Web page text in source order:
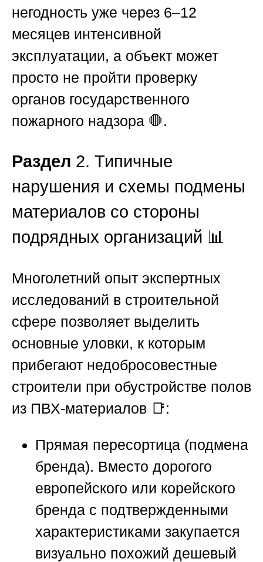
негодность уже через 6–12
месяцев интенсивной
эксплуатации, а объект может
просто не пройти проверку
органов государственного
пожарного надзора 🛑.
Раздел 2. Типичные
нарушения и схемы подмены
материалов со стороны
подрядных организаций 📊
Многолетний опыт экспертных
исследований в строительной
сфере позволяет выделить
основные уловки, к которым
прибегают недобросовестные
строители при обустройстве полов
из ПВХ-материалов 📑:
Прямая пересортица (подмена
бренда). Вместо дорогого
европейского или корейского
бренда с подтвержденными
характеристиками закупается
визуально похожий дешевый